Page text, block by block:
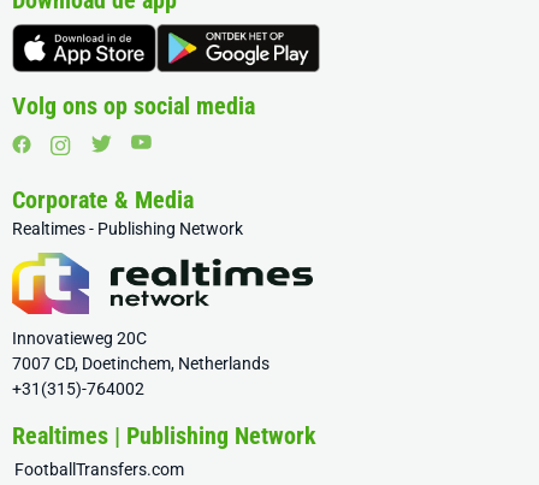
Volg ons op social media
Corporate & Media
Realtimes - Publishing Network
Innovatieweg 20C
7007 CD, Doetinchem, Netherlands
+31(315)-764002
Realtimes | Publishing Network
FootballTransfers.com